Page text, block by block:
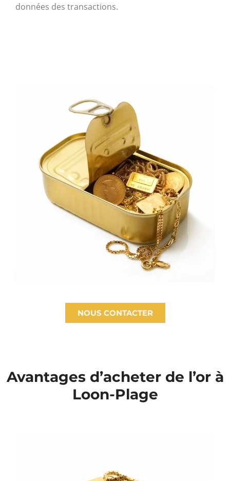
données des transactions.
NOUS CONTACTER
Avantages d’acheter de l’or à
Loon-Plage